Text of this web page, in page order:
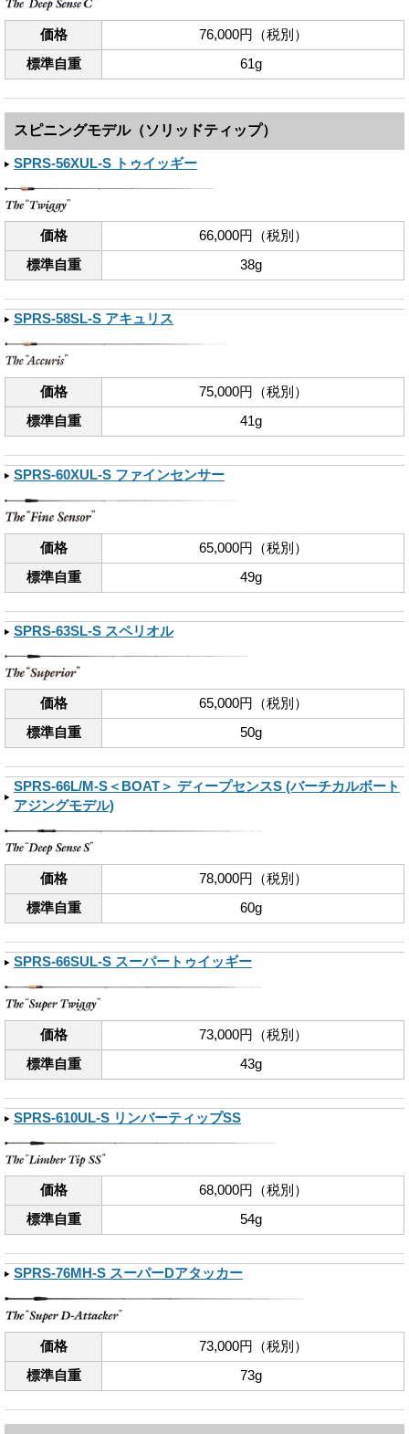
価格
76,000円（税別）
標準自重
61g
スピニングモデル（ソリッドティップ）
SPRS-56XUL-S トゥイッギー
価格
66,000円（税別）
標準自重
38g
SPRS-58SL-S アキュリス
価格
75,000円（税別）
標準自重
41g
SPRS-60XUL-S ファインセンサー
価格
65,000円（税別）
標準自重
49g
SPRS-63SL-S スペリオル
価格
65,000円（税別）
標準自重
50g
SPRS-66L/M-S＜BOAT＞ ディープセンスS (バーチカルボート
アジングモデル)
価格
78,000円（税別）
標準自重
60g
SPRS-66SUL-S スーパートゥイッギー
価格
73,000円（税別）
標準自重
43g
SPRS-610UL-S リンバーティップSS
価格
68,000円（税別）
標準自重
54g
SPRS-76MH-S スーパーDアタッカー
価格
73,000円（税別）
標準自重
73g